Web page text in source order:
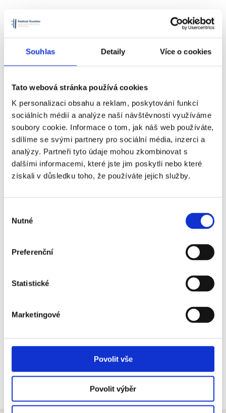
Souhlas Detaily Více o cookies
Tato webová stránka používá cookies
K personalizaci obsahu a reklam, poskytování funkcí
sociálních médií a analýze naší návštěvnosti využíváme
soubory cookie. Informace o tom, jak náš web používáte,
sdílíme se svými partnery pro sociální média, inzerci a
analýzy. Partneři tyto údaje mohou zkombinovat s
dalšími informacemi, které jste jim poskytli nebo které
získali v důsledku toho, že používáte jejich služby.
souhlasu
Nutné
Preferenční
Statistické
Marketingové
Povolit vše
Povolit výběr
Festival se koná za laskavé podpory
Generální mediální partner